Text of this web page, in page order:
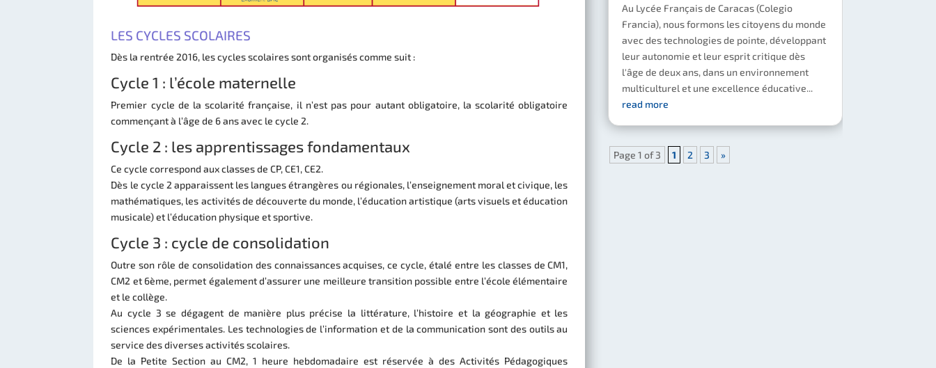
LES CYCLES SCOLAIRES
Dès la rentrée 2016, les cycles scolaires sont organisés comme suit :
Cycle 1 : l’école maternelle
Premier cycle de la scolarité française, il n’est pas pour autant obligatoire, la scolarité obligatoire
commençant à l’âge de 6 ans avec le cycle 2.
Cycle 2 : les apprentissages fondamentaux
Ce cycle correspond aux classes de CP, CE1, CE2.
Dès le cycle 2 apparaissent les langues étrangères ou régionales, l’enseignement moral et civique, les
mathématiques, les activités de découverte du monde, l’éducation artistique (arts visuels et éducation
musicale) et l’éducation physique et sportive.
Cycle 3 : cycle de consolidation
Outre son rôle de consolidation des connaissances acquises, ce cycle, étalé entre les classes de CM1,
CM2 et 6ème, permet également d’assurer une meilleure transition possible entre l’école élémentaire
et le collège.
Au cycle 3 se dégagent de manière plus précise la littérature, l’histoire et la géographie et les
sciences expérimentales. Les technologies de l’information et de la communication sont des outils au
service des diverses activités scolaires.
De la Petite Section au CM2, 1 heure hebdomadaire est réservée à des Activités Pédagogiques
Au Lycée Français de Caracas (Colegio
Francia), nous formons les citoyens du monde
avec des technologies de pointe, développant
leur autonomie et leur esprit critique dès
l'âge de deux ans, dans un environnement
multiculturel et une excellence éducative...
read more
Page 1 of 3 1 2 3 »